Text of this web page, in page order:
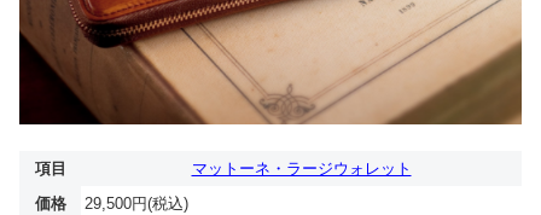
項目
マットーネ・ラージウォレット
価格
29,500円(税込)